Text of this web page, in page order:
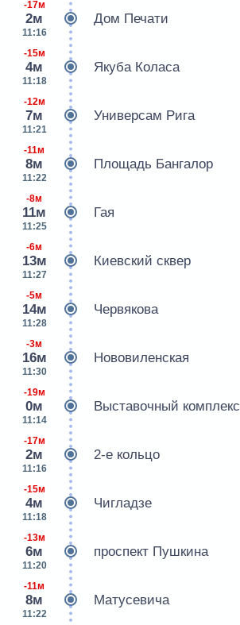
-17м
2м
11:16
Дом Печати
-15м
4м
11:18
Якуба Коласа
-12м
7м
11:21
Универсам Рига
-11м
8м
11:22
Площадь Бангалор
-8м
11м
11:25
Гая
-6м
13м
11:27
Киевский сквер
-5м
14м
11:28
Червякова
-3м
16м
11:30
Нововиленская
-19м
0м
11:14
Выставочный комплекс
-17м
2м
11:16
2-е кольцо
-15м
4м
11:18
Чигладзе
-13м
6м
11:20
проспект Пушкина
-11м
8м
11:22
Матусевича